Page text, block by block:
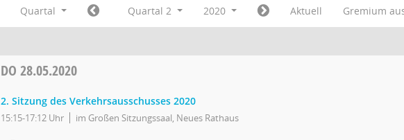
Quartal Quartal 2 2020 Aktuell Gremium
DO 28.05.2020
2. Sitzung des Verkehrsausschusses 2020
15:15-17:12 Uhr im Großen Sitzungssaal, Neues Rathaus